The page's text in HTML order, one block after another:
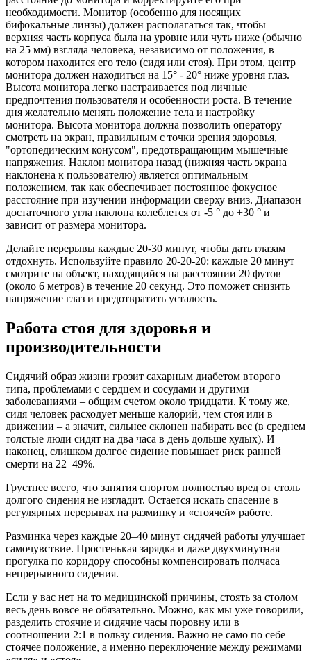
необходимости. Монитор (особенно для носящих
бифокальные линзы) должен располагаться так, чтобы
верхняя часть корпуса была на уровне или чуть ниже (обычно
на 25 мм) взгляда человека, независимо от положения, в
котором находится его тело (сидя или стоя). При этом, центр
монитора должен находиться на 15° - 20° ниже уровня глаз.
Высота монитора легко настраивается под личные
предпочтения пользователя и особенности роста. В течение
дня желательно менять положение тела и настройку
монитора. Высота монитора должна позволить оператору
смотреть на экран, правильным с точки зрения здоровья,
"ортопедическим конусом", предотвращающим мышечные
напряжения. Наклон монитора назад (нижняя часть экрана
наклонена к пользователю) является оптимальным
положением, так как обеспечивает постоянное фокусное
расстояние при изучении информации сверху вниз. Диапазон
достаточного угла наклона колеблется от -5 ° до +30 ° и
зависит от размера монитора.
Делайте перерывы каждые 20-30 минут, чтобы дать глазам
отдохнуть. Используйте правило 20-20-20: каждые 20 минут
смотрите на объект, находящийся на расстоянии 20 футов
(около 6 метров) в течение 20 секунд. Это поможет снизить
напряжение глаз и предотвратить усталость.
Работа стоя для здоровья и
производительности
Сидячий образ жизни грозит сахарным диабетом второго
типа, проблемами с сердцем и сосудами и другими
заболеваниями – общим счетом около тридцати. К тому же,
сидя человек расходует меньше калорий, чем стоя или в
движении – а значит, сильнее склонен набирать вес (в среднем
толстые люди сидят на два часа в день дольше худых). И
наконец, слишком долгое сидение повышает риск ранней
смерти на 22–49%.
Грустнее всего, что занятия спортом полностью вред от столь
долгого сидения не изгладит. Остается искать спасение в
регулярных перерывах на разминку и «стоячей» работе.
Разминка через каждые 20–40 минут сидячей работы улучшает
самочувствие. Простенькая зарядка и даже двухминутная
прогулка по коридору способны компенсировать полчаса
непрерывного сидения.
Если у вас нет на то медицинской причины, стоять за столом
весь день вовсе не обязательно. Можно, как мы уже говорили,
разделить стоячие и сидячие часы поровну или в
соотношении 2:1 в пользу сидения. Важно не само по себе
стоячее положение, а именно переключение между режимами